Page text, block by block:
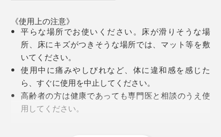
計です。
ほかにも、『指圧らくだ』の位置を少し下げて、大きい
アーチに肩甲骨あたりをのせて、胸を大きく伸ばしなが
ら、ゆっくり深呼吸をしたり。
「UCHIDA」のロゴで知られる、トレーニングバットが人気
体の使い方を覚えるトレーニングバットから、次第に、
《使用上の注意》
平らな場所でお使いください。床が滑りそうな場
所、床にキズがつきそうな場所では、マット等を敷
いてください。
使用中に痛みやしびれなど、体に違和感を感じた
ら、すぐに使用を中止してください。
高齢者の方は健康であっても専門医と相談のうえ使
用してください。